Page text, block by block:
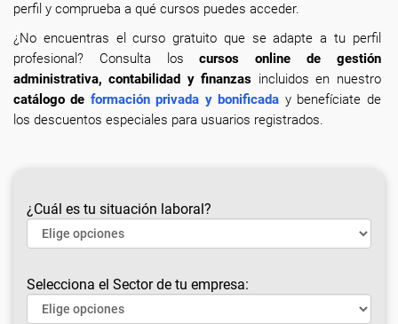
perfil y comprueba a qué cursos puedes acceder.
¿No encuentras el curso gratuito que se adapte a tu perfil
profesional? Consulta loscursos online de gestión
administrativa, contabilidad y finanzas incluidos en nuestro
catálogo de formación privada y bonificada y benefíciate de
los descuentos especiales para usuarios registrados.
¿Cuál es tu situación laboral?
Selecciona el Sector de tu empresa: